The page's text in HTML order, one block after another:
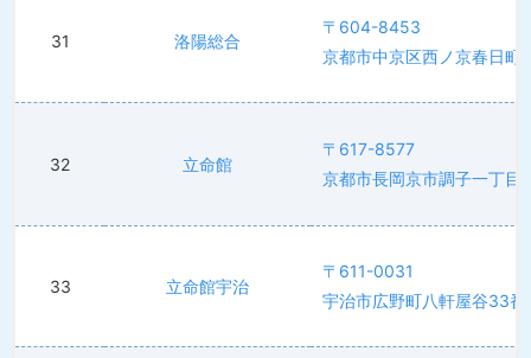
31 洛陽総合
〒604-8453
京都市中京区西ノ京春日町8
32 立命館
〒617-8577
京都市長岡京市調子一丁目
33 立命館宇治
〒611-0031
宇治市広野町八軒屋谷33番